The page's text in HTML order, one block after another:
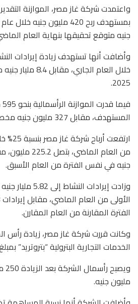
واعتمدت شركة غاز مصر، الموازنة
جنيه متوقع تحقيقها بنهاية العام
خلال العام
2025.
المستهدف، مقابل 327 مليون جنيه مخصصة للعام الماضي.
جنيه في نفس الفترة من العام الأسبق.
وزادت إيرادات
الفترة المقارنة من العام المقارن.
وكانت قررت شركة غاز مصر، زيادة رأس
الخدمات التجارية البترولية “بتروتريد” بمبلغ 150 مليون
مليون جنيه.